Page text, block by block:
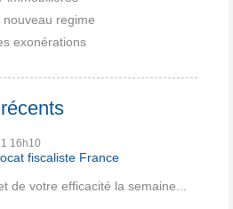
regime
exonérations
16h10
fiscaliste France
de votre efficacité la semaine...